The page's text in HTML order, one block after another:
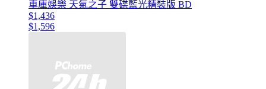
車庫娛樂 天氣之子 雙碟藍光精裝版 BD
$1,436
$1,596